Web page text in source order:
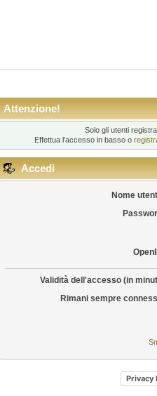
Attenzione!
Solo gli utenti
Effettua l'accesso in basso o
Accedi
Nome
Validità dell'accesso (in
Rimani sempre
Privacy